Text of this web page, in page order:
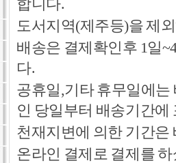
합니다.
도서지역(제주등)을 제
배송은 결제확인후 1일
다.
공휴일,기타 휴무일에
인 당일부터 배송기간에
천재지변에 의한 기간
온라인 결제로 결제를